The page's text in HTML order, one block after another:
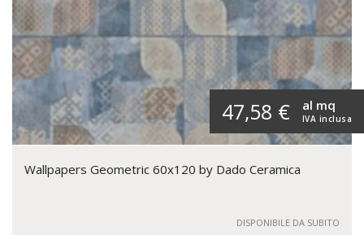
47,58 € IVA inclusa
al mq
Wallpapers Geometric 60x120 by Dado Ceramica
DISPONIBILE DA SUBITO